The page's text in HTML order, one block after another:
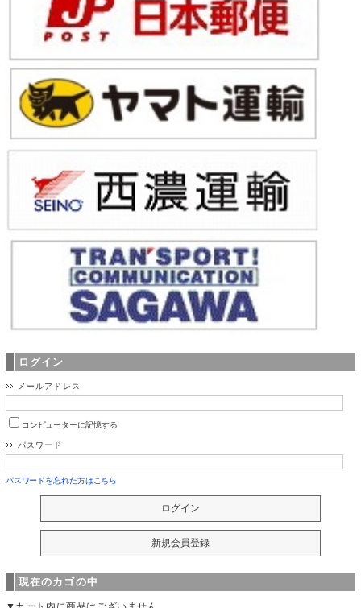
ログイン
メールアドレス
コンピューターに記憶する
パスワード
パスワードを忘れた方はこちら
現在のカゴの中